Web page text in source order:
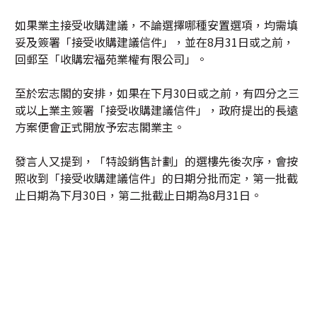
如果業主接受收購建議，不論選擇哪種安置選項，均需填
妥及簽署「接受收購建議信件」，並在8月31日或之前，
回郵至「收購宏福苑業權有限公司」。
至於宏志閣的安排，如果在下月30日或之前，有四分之三
或以上業主簽署「接受收購建議信件」，政府提出的長遠
方案便會正式開放予宏志閣業主。
發言人又提到，「特設銷售計劃」的選樓先後次序，會按
照收到「接受收購建議信件」的日期分批而定，第一批截
止日期為下月30日，第二批截止日期為8月31日。